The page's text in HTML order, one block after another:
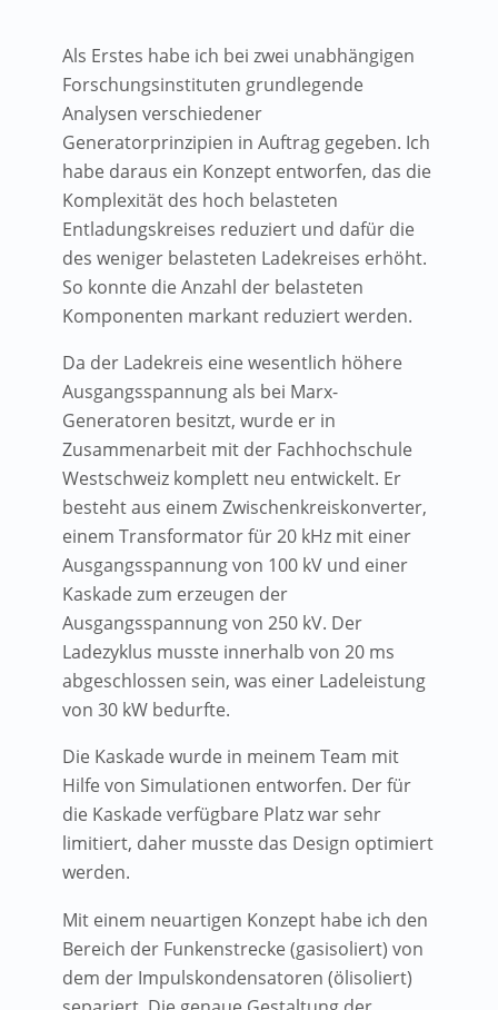
Als Erstes habe ich bei zwei unabhängigen
Forschungsinstituten grundlegende
Analysen verschiedener
Generatorprinzipien in Auftrag gegeben. Ich
habe daraus ein Konzept entworfen, das die
Komplexität des hoch belasteten
Entladungskreises reduziert und dafür die
des weniger belasteten Ladekreises erhöht.
So konnte die Anzahl der belasteten
Komponenten markant reduziert werden.
Da der Ladekreis eine wesentlich höhere
Ausgangsspannung als bei Marx-
Generatoren besitzt, wurde er in
Zusammenarbeit mit der Fachhochschule
Westschweiz komplett neu entwickelt. Er
besteht aus einem Zwischenkreiskonverter,
einem Transformator für 20 kHz mit einer
Ausgangsspannung von 100 kV und einer
Kaskade zum erzeugen der
Ausgangsspannung von 250 kV. Der
Ladezyklus musste innerhalb von 20 ms
abgeschlossen sein, was einer Ladeleistung
von 30 kW bedurfte.
Die Kaskade wurde in meinem Team mit
Hilfe von Simulationen entworfen. Der für
die Kaskade verfügbare Platz war sehr
limitiert, daher musste das Design optimiert
werden.
Mit einem neuartigen Konzept habe ich den
Bereich der Funkenstrecke (gasisoliert) von
dem der Impulskondensatoren (ölisoliert)